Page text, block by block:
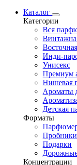
Каталог
Категории
Вся
Инди-
Унисекс
Премиум
Нишевая
Ароматы
Детская
Форматы
Пробники
Подарки
Концентрации